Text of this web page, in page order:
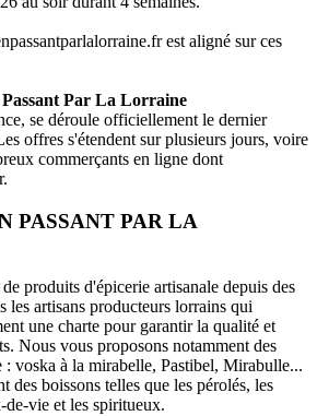
est aligné sur ces
Par La Lorraine
se déroule officiellement le dernier
offres s'étendent sur plusieurs jours, voire
commerçants en ligne dont
.
PASSANT PAR LA
produits d'épicerie artisanale depuis des
les artisans producteurs lorrains qui
une charte pour garantir la qualité et
Nous vous proposons notamment des
: voska à la mirabelle, Pastibel, Mirabulle...
des boissons telles que les pérolés, les
de-vie et les spiritueux.